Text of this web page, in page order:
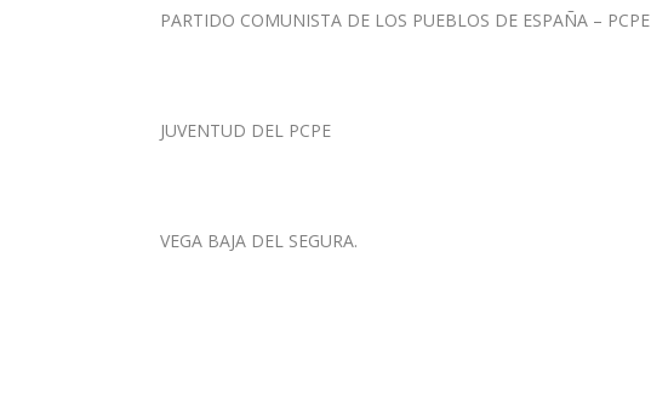
PARTIDO COMUNISTA DE LOS PUEBLOS DE ESPAÑA – PCPE
JUVENTUD DEL PCPE
VEGA BAJA DEL SEGURA.